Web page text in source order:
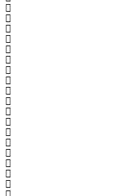


















